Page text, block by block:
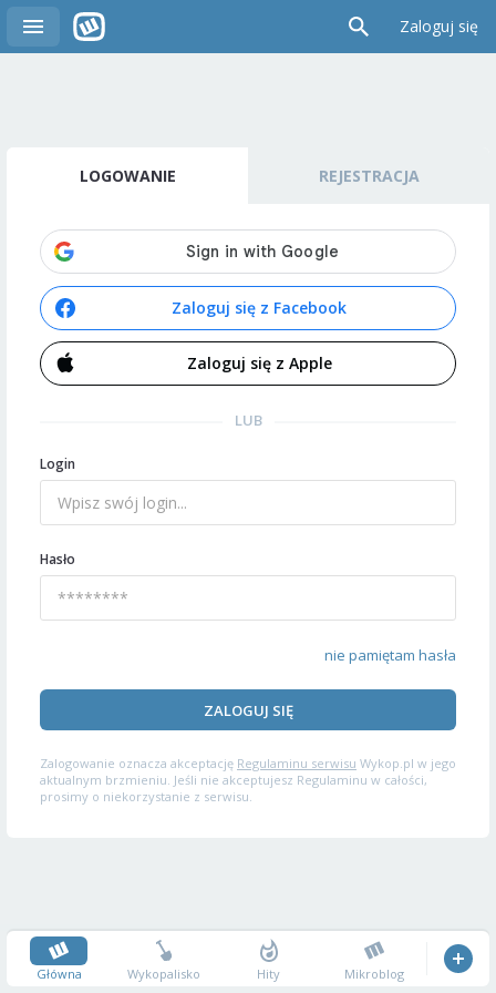
Zaloguj się
LOGOWANIE REJESTRACJA
Zaloguj się z Facebook
Zaloguj się z Apple
LUB
Login
Hasło
nie pamiętam hasła
ZALOGUJ SIĘ
Zalogowanie oznacza akceptację Regulaminu serwisu Wykop.pl w jego
aktualnym brzmieniu. Jeśli nie akceptujesz Regulaminu w całości,
prosimy o niekorzystanie z serwisu.
Główna Wykopalisko Hity Mikroblog